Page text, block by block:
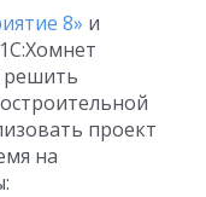
8» и
решить
проект
на